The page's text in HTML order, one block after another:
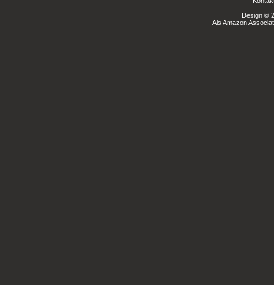
Design ©
Als Amazon